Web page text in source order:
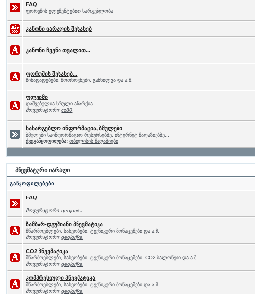
FAQ
ფორუმის ელემენტებით სარგებლობა
კანონი იარაღის შესახებ
კანონი ჩვენი თვალით...
ფორუმის შესახებ...
წინადადებები, მოთხოვნები, განხილვა და ა.შ.
ფლეიმი
დაშვებულია სრული ანარქია...
მოდერატორი:cz80
სასარგებლო ინფორმაცია, ბმულები
ბმულები საინფორმაციო რესურსებზე, ინტერნეტ მაღაზიებზე...
ქვეგანყოფილება: თბილისის მაღაზიები
პნევმატური იარაღი
განყოფილებები
FAQ
მოდერატორი:geojorjika
ზამბარ-დგუშიანი პნევმატიკა
მწარმოებლები, სახეობები, ტექნიკური მონაცემები და ა.შ.
მოდერატორი:geojorjika
CO2 პნევმატიკა
მწარმოებლები, სახეობები, ტექნიკური მონაცემები, CO2 ბალონები და ა.შ.
მოდერატორი:geojorjika
კომპრესიული პნევმატიკა
მწარმოებლები, სახეობები, ტექნიკური მონაცემები და ა.შ.
მოდერატორი:geojorjika